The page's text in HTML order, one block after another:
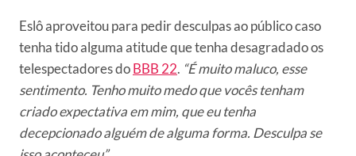
Eslô aproveitou para pedir desculpas ao público caso
tenha tido alguma atitude que tenha desagradado os
telespectadores doBBB 22. “É muito maluco, esse
sentimento. Tenho muito medo que vocês tenham
criado expectativa em mim, que eu tenha
decepcionado alguém de alguma forma. Desculpa se